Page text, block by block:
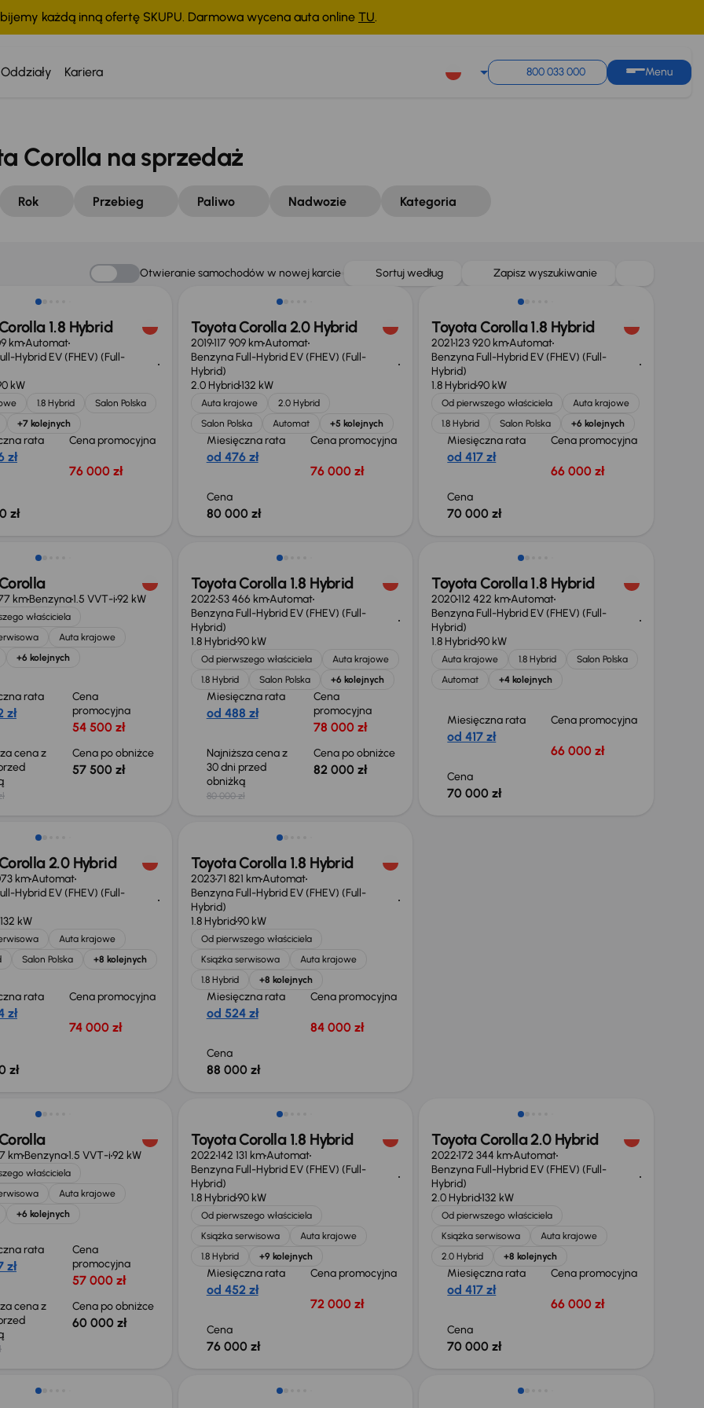
każdą inną ofertę SKUPU. Darmowa wycena auta online TU.
Oddziały Kariera 800 033 000 Menu
Corolla na sprzedaż
Rok Przebieg Paliwo Nadwozie Kategoria
Otwieranie samochodów w nowej karcie Sortuj według Zapisz wyszukiwanie
1.8 Hybrid
kmAutomat
Hybrid EV (FHEV) (Full-
kW
1.8 Hybrid
Salon Polska
+7 kolejnych
rata
zł
Cena promocyjna
76 000 zł
zł
Toyota Corolla 2.0 Hybrid
2019117 909 kmAutomat
Benzyna Full-Hybrid EV (FHEV) (Full-
Hybrid)
2.0 Hybrid132 kW
Auta krajowe
2.0 Hybrid
Salon Polska
Automat +5 kolejnych
Miesięczna rata
od 476 zł
Cena promocyjna
76 000 zł
Cena
80 000 zł
Możliwość odliczenia VAT
Toyota Corolla 1.8 Hybrid
2021123 920 kmAutomat
Benzyna Full-Hybrid EV (FHEV) (Full-
Hybrid)
1.8 Hybrid90 kW
Od pierwszego właściciela
Auta krajowe
1.8 Hybrid
Salon Polska +6 kolejnych
Miesięczna rata
od 417 zł
Cena promocyjna
66 000 zł
Cena
70 000 zł
kmBenzyna1.5 VVT-i92 kW
właściciela
Auta krajowe
+6 kolejnych
rata
zł
Cena
promocyjna
54 500 zł
cena z
Cena po obniżce
57 500 zł
Możliwość odliczenia VAT
Toyota Corolla 1.8 Hybrid
202253 466 kmAutomat
Benzyna Full-Hybrid EV (FHEV) (Full-
Hybrid)
1.8 Hybrid90 kW
Od pierwszego właściciela
Auta krajowe
1.8 Hybrid
Salon Polska +6 kolejnych
Miesięczna rata
od 488 zł
Cena
promocyjna
78 000 zł
Najniższa cena z
30 dni przed
obniżką
80 000 zł
Cena po obniżce
82 000 zł
Toyota Corolla 1.8 Hybrid
2020112 422 kmAutomat
Benzyna Full-Hybrid EV (FHEV) (Full-
Hybrid)
1.8 Hybrid90 kW
Auta krajowe 1.8 Hybrid
Salon Polska
Automat
+4 kolejnych
Miesięczna rata
od 417 zł
Cena promocyjna
66 000 zł
Cena
70 000 zł
odliczenia VAT
2.0 Hybrid
kmAutomat
Hybrid EV (FHEV) (Full-
132 kW
Auta krajowe
Salon Polska +8 kolejnych
rata
zł
Cena promocyjna
74 000 zł
zł
Możliwość odliczenia VAT
Toyota Corolla 1.8 Hybrid
202371 821 kmAutomat
Benzyna Full-Hybrid EV (FHEV) (Full-
Hybrid)
1.8 Hybrid90 kW
Od pierwszego właściciela
Książka serwisowa
Auta krajowe
1.8 Hybrid
+8 kolejnych
Miesięczna rata
od 524 zł
Cena promocyjna
84 000 zł
Cena
88 000 zł
kmBenzyna1.5 VVT-i92 kW
właściciela
Auta krajowe
+6 kolejnych
rata
zł
Cena
promocyjna
57 000 zł
cena z
Cena po obniżce
60 000 zł
Możliwość odliczenia VAT
Toyota Corolla 1.8 Hybrid
2022142 131 kmAutomat
Benzyna Full-Hybrid EV (FHEV) (Full-
Hybrid)
1.8 Hybrid90 kW
Od pierwszego właściciela
Książka serwisowa
Auta krajowe
1.8 Hybrid
+9 kolejnych
Miesięczna rata
od 452 zł
Cena promocyjna
72 000 zł
Cena
76 000 zł
Toyota Corolla 2.0 Hybrid
2022172 344 kmAutomat
Benzyna Full-Hybrid EV (FHEV) (Full-
Hybrid)
2.0 Hybrid132 kW
Od pierwszego właściciela
Książka serwisowa
Auta krajowe
2.0 Hybrid
+8 kolejnych
Miesięczna rata
od 417 zł
Cena promocyjna
66 000 zł
Cena
70 000 zł
Możliwość odliczenia VAT